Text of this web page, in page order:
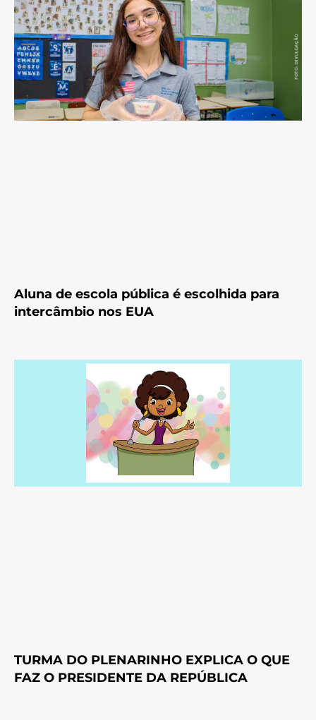
Aluna de escola pública é escolhida para
intercâmbio nos EUA
TURMA DO PLENARINHO EXPLICA O QUE
FAZ O PRESIDENTE DA REPÚBLICA